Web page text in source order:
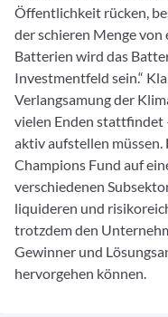
Öffentlichkeit rücken,
der schieren Menge
Batterien wird das
Investmentfeld sein.“
Verlangsamung der
vielen Enden stattfindet
aktiv aufstellen
Champions Fund auf
verschiedenen
liquideren und
trotzdem den
Gewinner und
hervorgehen können.